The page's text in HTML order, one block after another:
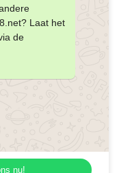
Laat het
de
nu!